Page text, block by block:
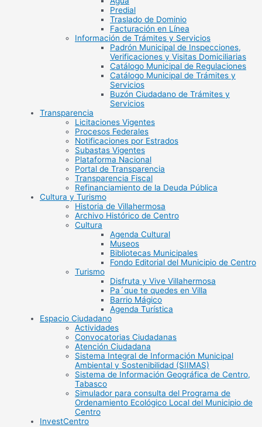
Predial
Traslado de Dominio
Facturación en Línea
Información de Trámites y Servicios
Padrón Municipal de Inspecciones,
Verificaciones y Visitas Domiciliarias
Catálogo Municipal de Regulaciones
Catálogo Municipal de Trámites y
Servicios
Buzón Ciudadano de Trámites y
Servicios
Transparencia
Licitaciones Vigentes
Procesos Federales
Notificaciones por Estrados
Subastas Vigentes
Plataforma Nacional
Portal de Transparencia
Transparencia Fiscal
Refinanciamiento de la Deuda Pública
Cultura y Turismo
Historia de Villahermosa
Archivo Histórico de Centro
Cultura
Agenda Cultural
Museos
Bibliotecas Municipales
Fondo Editorial del Municipio de Centro
Turismo
Disfruta y Vive Villahermosa
Pa´que te quedes en Villa
Barrio Mágico
Agenda Turística
Espacio Ciudadano
Actividades
Convocatorias Ciudadanas
Atención Ciudadana
Sistema Integral de Información Municipal
Ambiental y Sostenibilidad (SIIMAS)
Sistema de Información Geográfica de Centro,
Tabasco
Simulador para consulta del Programa de
Ordenamiento Ecológico Local del Municipio de
Centro
InvestCentro